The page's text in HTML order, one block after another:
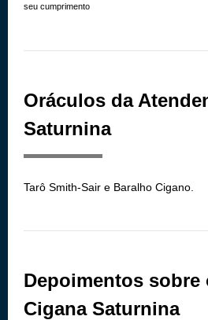
seu cumprimento
Oráculos da
Saturnina
Tarô Smith-Sair e Baralho Cigano.
Depoimentos sobre
Cigana Saturnina